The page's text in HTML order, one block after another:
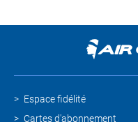
Espace fidélité
Cartes d'abonnement